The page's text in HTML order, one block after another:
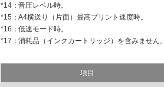
*14：音圧レベル時。
*15：A4横送り（片面）最高プリント速度時。
*16：低速モード時。
*17：消耗品（インクカートリッジ）を含みません。
項目